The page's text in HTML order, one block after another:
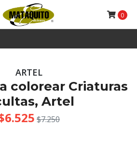
0
ARTEL
colorear Criaturas
Artel
$7.250